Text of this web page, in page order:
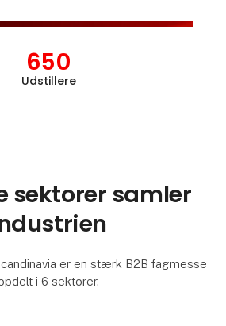
650
Udstillere
sektorer samler
er en stærk B2B fagmesse
i 6 sektorer.